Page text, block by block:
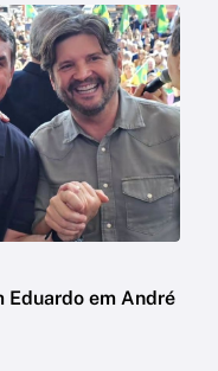
Eduardo em André